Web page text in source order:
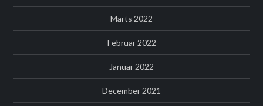
Marts 2022
Februar 2022
Januar 2022
December 2021